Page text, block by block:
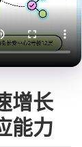
增长
能力